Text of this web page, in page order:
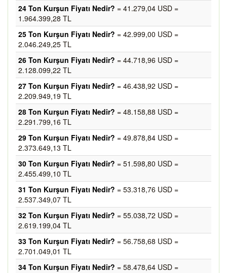
24 Ton Kurşun Fiyatı Nedir? = 41.279,04 USD =
1.964.399,28 TL
25 Ton Kurşun Fiyatı Nedir? = 42.999,00 USD =
2.046.249,25 TL
26 Ton Kurşun Fiyatı Nedir? = 44.718,96 USD =
2.128.099,22 TL
27 Ton Kurşun Fiyatı Nedir? = 46.438,92 USD =
2.209.949,19 TL
28 Ton Kurşun Fiyatı Nedir? = 48.158,88 USD =
2.291.799,16 TL
29 Ton Kurşun Fiyatı Nedir? = 49.878,84 USD =
2.373.649,13 TL
30 Ton Kurşun Fiyatı Nedir? = 51.598,80 USD =
2.455.499,10 TL
31 Ton Kurşun Fiyatı Nedir? = 53.318,76 USD =
2.537.349,07 TL
32 Ton Kurşun Fiyatı Nedir? = 55.038,72 USD =
2.619.199,04 TL
33 Ton Kurşun Fiyatı Nedir? = 56.758,68 USD =
2.701.049,01 TL
34 Ton Kurşun Fiyatı Nedir? = 58.478,64 USD =